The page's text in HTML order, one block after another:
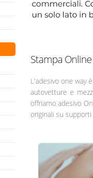
Stampa
L'adesivo one way
autovetture e
offriamo adesivo
originali su